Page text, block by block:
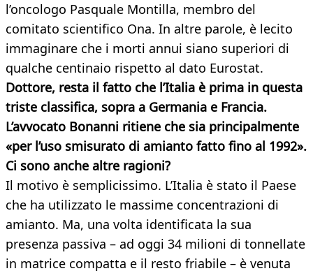
l’oncologo Pasquale Montilla, membro del
comitato scientifico Ona. In altre parole, è lecito
immaginare che i morti annui siano superiori di
qualche centinaio rispetto al dato Eurostat.
Dottore, resta il fatto che l’Italia è prima in questa
triste classifica, sopra a Germania e Francia.
L’avvocato Bonanni ritiene che sia principalmente
«per l’uso smisurato di amianto fatto fino al 1992».
Ci sono anche altre ragioni?
Il motivo è semplicissimo. L’Italia è stato il Paese
che ha utilizzato le massime concentrazioni di
amianto. Ma, una volta identificata la sua
presenza passiva – ad oggi 34 milioni di tonnellate
in matrice compatta e il resto friabile – è venuta